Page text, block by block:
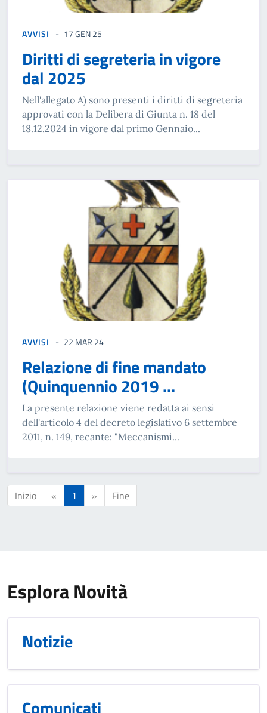
AVVISI 17 GEN 25
Diritti di segreteria in vigore
dal 2025
Nell'allegato A) sono presenti i diritti di segreteria
approvati con la Delibera di Giunta n. 18 del
18.12.2024 in vigore dal primo Gennaio...
AVVISI 22 MAR 24
Relazione di fine mandato
(Quinquennio 2019 ...
La presente relazione viene redatta ai sensi
dell'articolo 4 del decreto legislativo 6 settembre
2011, n. 149, recante: "Meccanismi...
Inizio « 1 » Fine
Esplora Novità
Notizie